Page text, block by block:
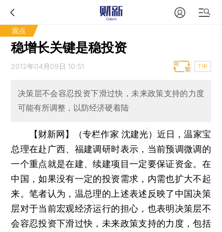
观点
稳增长关键是稳投资
2012年04月09日 10:51 T中
决策层不会容忍投资下滑过快，未来政策支持的力度
可能有所调整，以防经济硬着陆
【财新网】（专栏作家 沈建光）近日，温家宝
总理在赴广西、福建调研时表示，当前预调微调的
一个重点就是在建、续建项目一定要保证资金。在
中国，如果没有一定的投资需求，内需也扩大不起
来。笔者认为，温总理的上述表述反映了中国决策
层对于当前宏观经济运行的担心，也表明决策层不
会容忍投资下滑过快，未来政策支持的力度，包括